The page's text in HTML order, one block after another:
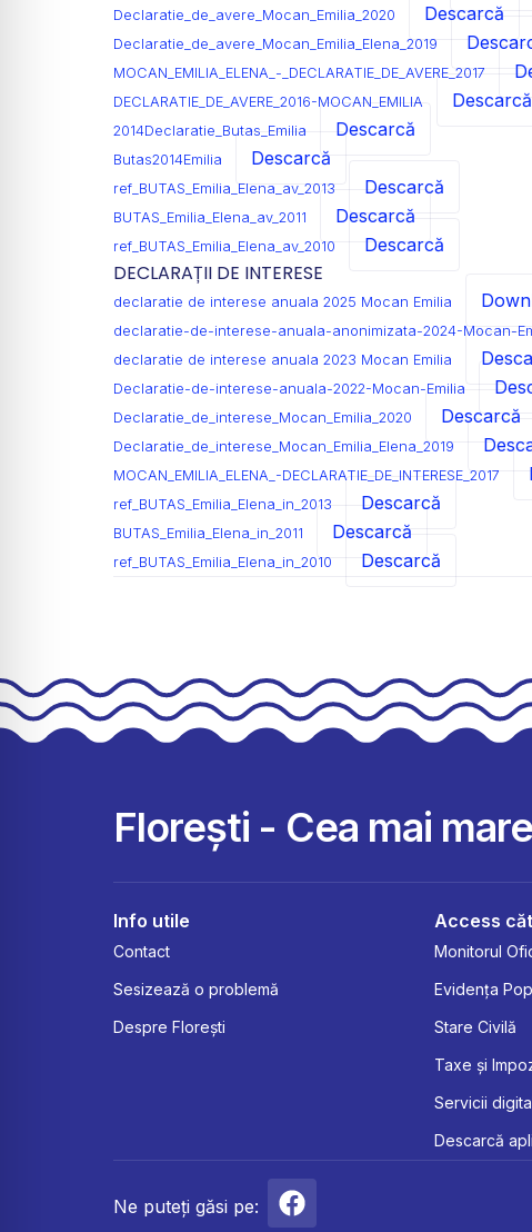
Declaratie_de_avere_Mocan_Emilia_2020 Descarcă
Declaratie_de_avere_Mocan_Emilia_Elena_2019
MOCAN_EMILIA_ELENA_-_DECLARATIE_DE_AVERE_2017
DECLARATIE_DE_AVERE_2016-MOCAN_EMILIA Descarcă
2014Declaratie_Butas_Emilia Descarcă
Butas2014Emilia Descarcă
ref_BUTAS_Emilia_Elena_av_2013 Descarcă
BUTAS_Emilia_Elena_av_2011 Descarcă
ref_BUTAS_Emilia_Elena_av_2010 Descarcă
DECLARAȚII DE INTERESE
declaratie de interese anuala 2025 Mocan Emilia
declaratie-de-interese-anuala-anonimizata-2024-Mocan-
declaratie de interese anuala 2023 Mocan Emilia
Declaratie-de-interese-anuala-2022-Mocan-Emilia
Declaratie_de_interese_Mocan_Emilia_2020 Descarcă
Declaratie_de_interese_Mocan_Emilia_Elena_2019
MOCAN_EMILIA_ELENA_-DECLARATIE_DE_INTERESE_2017
ref_BUTAS_Emilia_Elena_in_2013 Descarcă
BUTAS_Emilia_Elena_in_2011 Descarcă
ref_BUTAS_Emilia_Elena_in_2010 Descarcă
Florești - Cea mai
Info utile
Contact
Sesizează o problemă
Despre Florești
Access
Monitorul
Evidența
Stare Civilă
Taxe și
Servicii
Descarcă
Ne puteți găsi pe: